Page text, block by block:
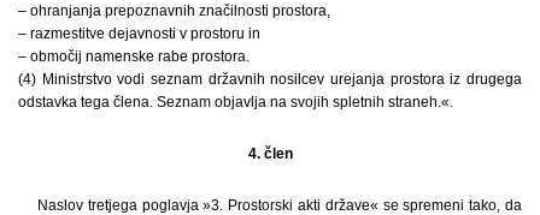
– ohranjanja prepoznavnih značilnosti prostora,
– razmestitve dejavnosti v prostoru in
– območij namenske rabe prostora.
(4) Ministrstvo vodi seznam državnih nosilcev urejanja prostora iz drugega
odstavka tega člena. Seznam objavlja na svojih spletnih straneh.«.
4. člen
Naslov tretjega poglavja »3. Prostorski akti države« se spremeni tako, da